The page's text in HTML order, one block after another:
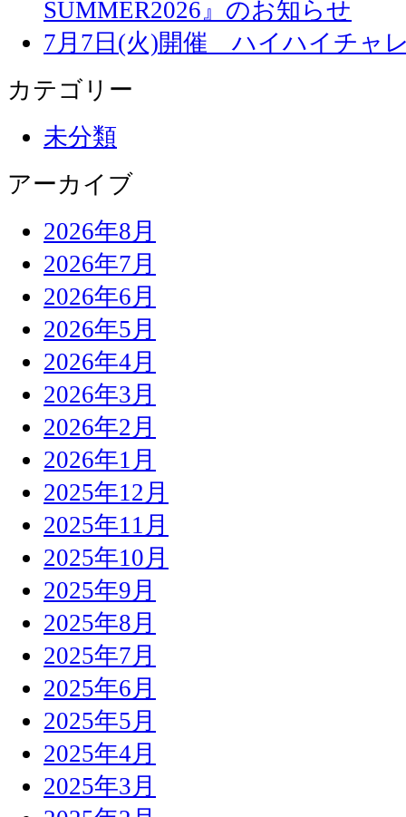
SUMMER2026』のお知らせ
7月7日(火)開催 ハイハイチャ
カテゴリー
未分類
アーカイブ
2026年8月
2026年7月
2026年6月
2026年5月
2026年4月
2026年3月
2026年2月
2026年1月
2025年12月
2025年11月
2025年10月
2025年9月
2025年8月
2025年7月
2025年6月
2025年5月
2025年4月
2025年3月